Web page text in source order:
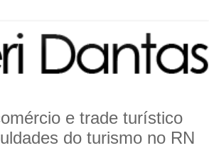
e trade turístico
do turismo no RN